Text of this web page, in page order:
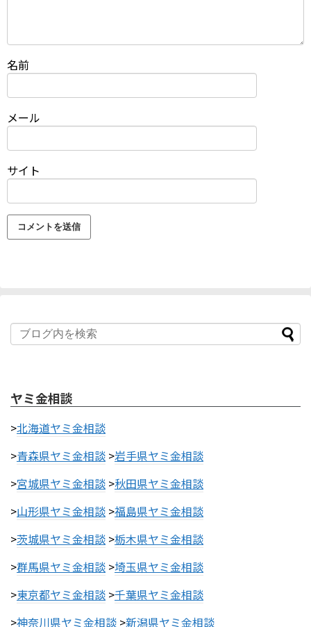
名前
メール
サイト
ヤミ金相談
>北海道ヤミ金相談
>青森県ヤミ金相談 >岩手県ヤミ金相談
>宮城県ヤミ金相談 >秋田県ヤミ金相談
>山形県ヤミ金相談 >福島県ヤミ金相談
>茨城県ヤミ金相談 >栃木県ヤミ金相談
>群馬県ヤミ金相談 >埼玉県ヤミ金相談
>東京都ヤミ金相談 >千葉県ヤミ金相談
>神奈川県ヤミ金相談 >新潟県ヤミ金相談